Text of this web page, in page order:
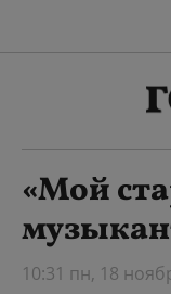
«Мой
10:31 пн, 18